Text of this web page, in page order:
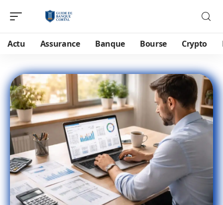
Actu Assurance Banque Bourse Crypto